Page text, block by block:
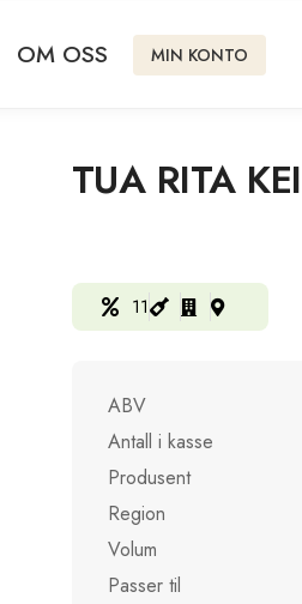
OM OSS MIN KONTO
TUA RITA
11
ABV
Antall i kasse
Produsent
Region
Volum
Passer til